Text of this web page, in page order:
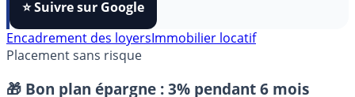
FranceTransactionsà vos sources préférées en 1 clic.
⭐️ Suivre sur Google
Placement sans risque